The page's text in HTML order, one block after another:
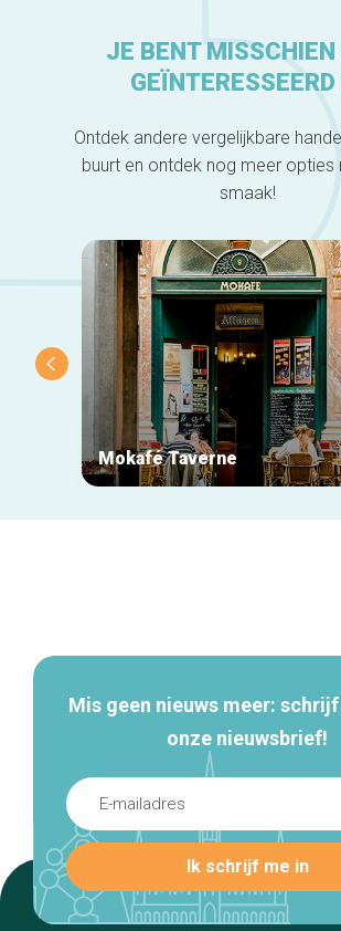
JE BENT MISSCHIEN
GEÏNTERESSEERD
Ontdek andere vergelijkbare
buurt en ontdek nog meer opties
smaak!
Mokafé Taverne
Mis geen nieuws meer:
onze nieuwsbrief!